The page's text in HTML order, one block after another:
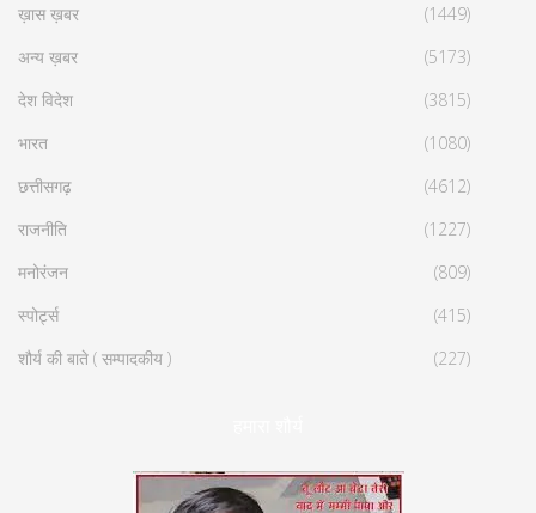
ख़ास ख़बर
(1449)
अन्य ख़बर
(5173)
देश विदेश
(3815)
भारत
(1080)
छत्तीसगढ़
(4612)
राजनीति
(1227)
मनोरंजन
(809)
स्पोर्ट्स
(415)
शौर्य की बाते ( सम्पादकीय )
(227)